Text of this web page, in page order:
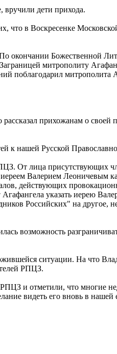
вручили дети прихода.
что в Воскресенке
окончании Божественной
митрополиту
поблагодарил митрополита
прихожанам о своей
к нашей Русской
От лица присутствующих
Валерием Леоничевым
действующих
указать иерею
Российских" на другое,
возможность
ситуации. На что
РПЦЗ.
и отметили, что многие
видеть его вновь в нашей